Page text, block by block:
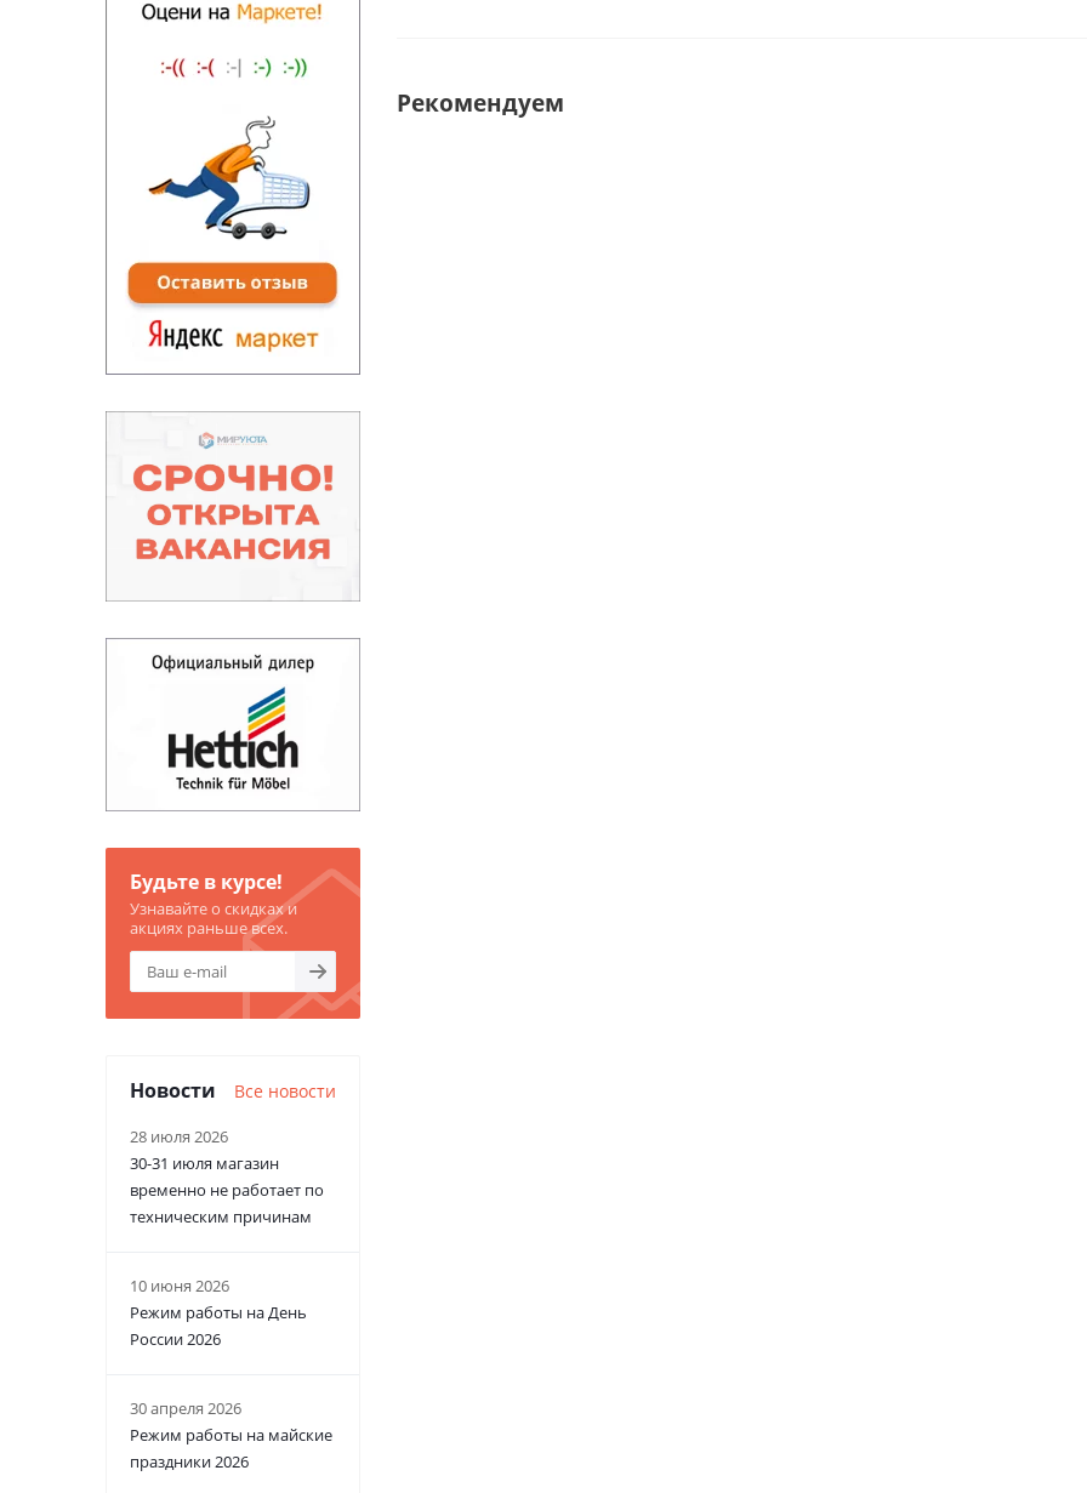
Рекомендуем
Будьте в курсе!
Узнавайте о скидках и
акциях раньше всех.
Новости Все новости
28 июля 2026
30-31 июля магазин
временно не работает по
техническим причинам
10 июня 2026
Режим работы на День
России 2026
30 апреля 2026
Режим работы на майские
праздники 2026